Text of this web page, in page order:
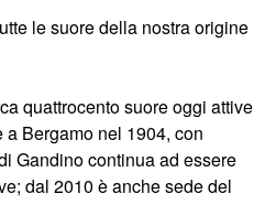
le suore della nostra origine
quattrocento suore oggi attive
Bergamo nel 1904, con
Gandino continua ad essere
dal 2010 è anche sede del